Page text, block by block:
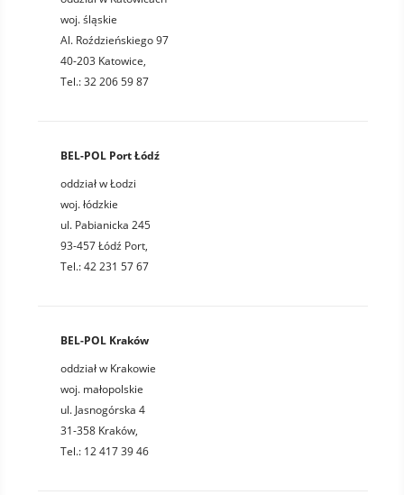
woj. śląskie
Al. Roździeńskiego 97
40-203 Katowice,
Tel.: 32 206 59 87
BEL-POL Port Łódź
oddział w Łodzi
woj. łódzkie
ul. Pabianicka 245
93-457 Łódź Port,
Tel.: 42 231 57 67
BEL-POL Kraków
oddział w Krakowie
woj. małopolskie
ul. Jasnogórska 4
31-358 Kraków,
Tel.: 12 417 39 46